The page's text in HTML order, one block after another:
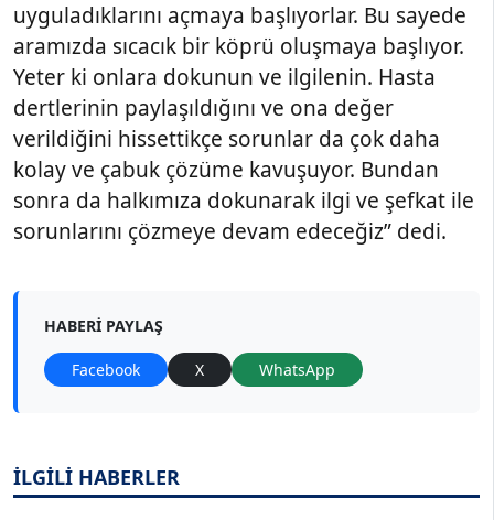
uyguladıklarını açmaya başlıyorlar. Bu sayede
aramızda sıcacık bir köprü oluşmaya başlıyor.
Yeter ki onlara dokunun ve ilgilenin. Hasta
dertlerinin paylaşıldığını ve ona değer
verildiğini hissettikçe sorunlar da çok daha
kolay ve çabuk çözüme kavuşuyor. Bundan
sonra da halkımıza dokunarak ilgi ve şefkat ile
sorunlarını çözmeye devam edeceğiz” dedi.
HABERI PAYLAŞ
Facebook X WhatsApp
İLGİLİ HABERLER